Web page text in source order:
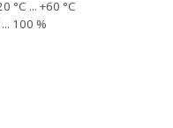
°С ... +60 °С
100 %